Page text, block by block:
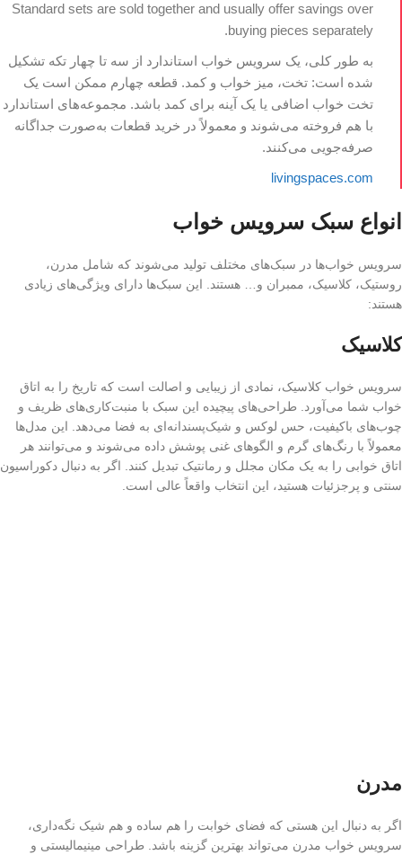
Standard sets are sold together and usually offer savings over
buying pieces separately.
به طور کلی، یک سرویس خواب استاندارد از سه تا چهار تکه تشکیل
شده است: تخت، میز خواب و کمد. قطعه چهارم ممکن است یک
تخت خواب اضافی یا یک آینه برای کمد باشد. مجموعه‌های استاندارد
با هم فروخته می‌شوند و معمولاً در خرید قطعات به‌صورت جداگانه
صرفه‌جویی می‌کنند.
livingspaces.com
انواع سبک‌ سرویس خواب
سرویس خواب‌ها در سبک‌های مختلف تولید می‌شوند که شامل مدرن،
روستیک، کلاسیک، ممبران و… هستند. این سبک‌ها دارای ویژگی‌های زیادی
هستند:
کلاسیک
سرویس خواب کلاسیک، نمادی از زیبایی و اصالت است که تاریخ را به اتاق
خواب شما می‌آورد. طراحی‌های پیچیده این سبک با منبت‌کاری‌های ظریف و
چوب‌های باکیفیت، حس لوکس و شیک‌پسندانه‌ای به فضا می‌دهد. این مدل‌ها
معمولاً با رنگ‌های گرم و الگوهای غنی پوشش داده می‌شوند و می‌توانند هر
اتاق خوابی را به یک مکان مجلل و رمانتیک تبدیل کنند. اگر به دنبال دکوراسیون
سنتی و پرجزئیات هستید، این انتخاب واقعاً عالی است.
مدرن
اگر به دنبال این هستی که فضای خوابت را هم ساده و هم شیک نگه‌داری،
سرویس خواب مدرن می‌تواند بهترین گزینه باشد. طراحی مینیمالیستی و